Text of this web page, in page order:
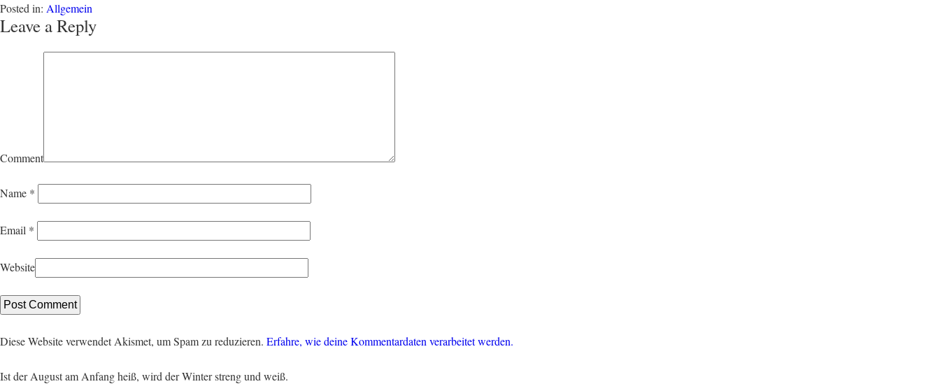
Posted in: Allgemein
Leave a Reply
Comment
Name *
Email *
Website
Diese Website verwendet Akismet, um Spam zu reduzieren. Erfahre, wie deine Kommentardaten verarbeitet werden.
Ist der August am Anfang heiß, wird der Winter streng und weiß.